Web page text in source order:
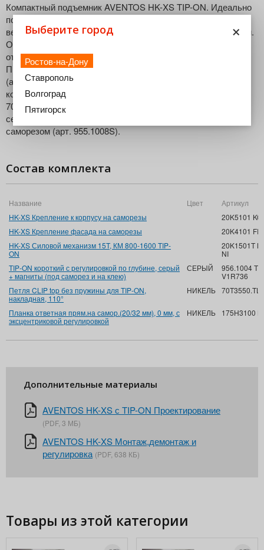
Компактный подъемник AVENTOS HK-XS TIP-ON. Идеально
подходит для небольших по высоте ( до 600 мм ) корпусов
верхних шкафов. Минимальная внутренняя высота - 200 мм.
Обеспечивает удобное открывание шкафов без ручек. При
открывании фасада требуется сверху минимум места.
Простая безступенчатая настройка силового механизма
(арт.20K1501T), установленного с двух сторон. В состав
комплекта входят три петли CLIP top без пружины (арт.
70T5550.TL), толкатель TIP-ON со встроенной регулировкой
серого цвета (арт. 956.1002) и пластина к TIP-ON с
саморезом (арт. 955.1008S).
Состав комплекта
Название Цвет Артикул
HK-XS Крепление к корпусу на саморезы
20K5101
HK-XS Крепление фасада на саморезы
20K4101
HK-XS Силовой механизм 15T, КМ 800-1600 TIP-
ON
20K1501T
NI
TIP-ON короткий с регулировкой по глубине, серый
+ магниты (под саморез и на клею)
СЕРЫЙ
956.1004
V1R736
Петля CLIP top без пружины для TIP-ON,
накладная, 110°
НИКЕЛЬ
Планка ответная прям.на самор.(20/32 мм), 0 мм, с
эксцентриковой регулировкой
НИКЕЛЬ 175H3100
Дополнительные материалы
AVENTOS HK-XS с TIP-ON Проектирование
(PDF, 3 МБ)
AVENTOS HK-XS Монтаж,демонтаж и
регулировка (PDF, 638 КБ)
Товары из этой категории
×
Выберите город
Ростов-на-Дону
Ставрополь
Волгоград
Пятигорск